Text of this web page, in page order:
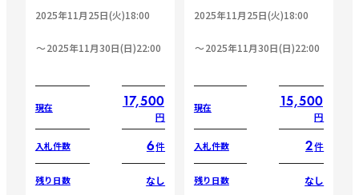
2025年11月25日(火)18:00
2025年11月30日(日)22:00
現在 17,500
円
入札件数 6件
残り日数 なし
2025年11月25日(火)18:00
2025年11月30日(日)22:00
現在 15,500
円
入札件数 2件
残り日数 なし